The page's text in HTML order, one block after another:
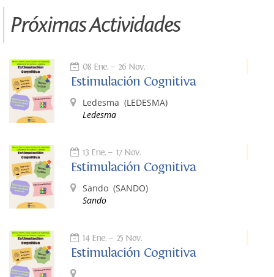
Próximas Actividades
08 Ene. 26 Nov.
Estimulación Cognitiva
Ledesma (LEDESMA)
Ledesma
13 Ene. 17 Nov.
Estimulación Cognitiva
Sando (SANDO)
Sando
14 Ene. 25 Nov.
Estimulación Cognitiva